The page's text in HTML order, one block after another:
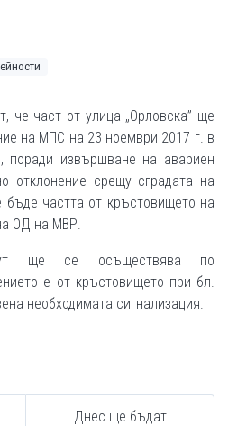
че част от улица „Орловска” ще
на МПС на 23 ноември 2017 г. в
поради извършване на авариен
отклонение срещу сградата на
частта от кръстовището на
ОД на МВР.
ще се осъществява по
е от кръстовището при бл.
необходимата сигнализация.
Днес ще бъдат